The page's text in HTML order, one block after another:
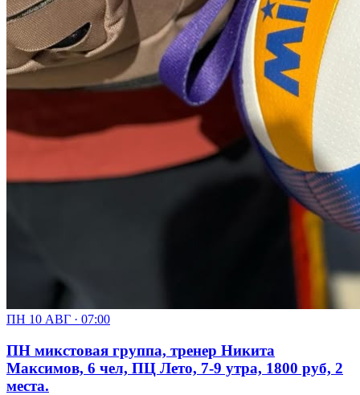
ПН 10 АВГ · 07:00
ПН микстовая группа, тренер Никита
Максимов, 6 чел, ПЦ Лето, 7-9 утра, 1800 руб, 2
места.